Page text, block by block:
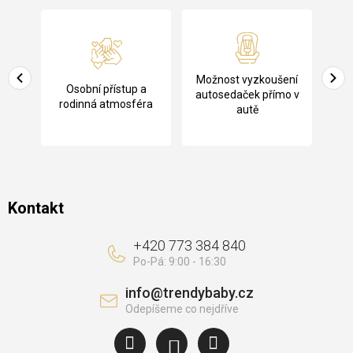
a
Osobní přístup a
rodinná atmosféra
Možnost vyzkoušení
autosedaček přímo v
autě
Kontakt
info@trendybaby.cz
+420 773 384 840